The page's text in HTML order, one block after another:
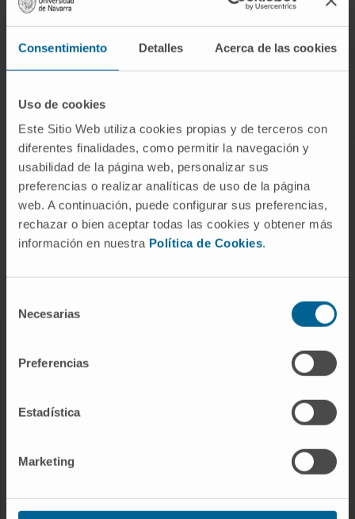
Consentimiento Detalles Acerca de las cookies
Uso de cookies
Este Sitio Web utiliza cookies propias y de terceros con
diferentes finalidades, como permitir la navegación y
usabilidad de la página web, personalizar sus
preferencias o realizar analíticas de uso de la página
web. A continuación, puede configurar sus preferencias,
rechazar o bien aceptar todas las cookies y obtener más
información en nuestra Política de Cookies.
Necesarias
Preferencias
Estadística
Marketing
ABOUT CIMA
Who we are
Research Center of the Clinica
Campus of the Universidad de Navarra